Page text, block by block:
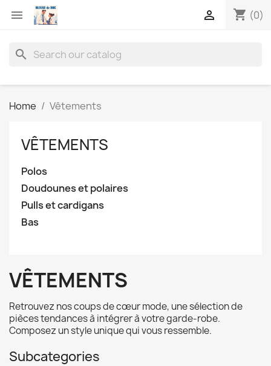
 shopping_cart (0)

search
Home Vêtements
VÊTEMENTS
Polos
Doudounes et polaires
Pulls et cardigans
Bas
VÊTEMENTS
Retrouvez nos coups de cœur mode, une sélection de
pièces tendances à intégrer à votre garde-robe.
Composez un style unique qui vous ressemble.
Subcategories